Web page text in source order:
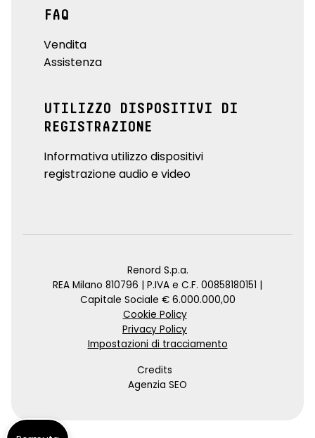
FAQ
Vendita
Assistenza
UTILIZZO DISPOSITIVI DI
REGISTRAZIONE
Informativa utilizzo dispositivi
registrazione audio e video
Renord S.p.a.
REA Milano 810796 | P.IVA e C.F. 00858180151 |
Capitale Sociale € 6.000.000,00
Cookie Policy
Privacy Policy
Impostazioni di tracciamento
Credits
Agenzia SEO